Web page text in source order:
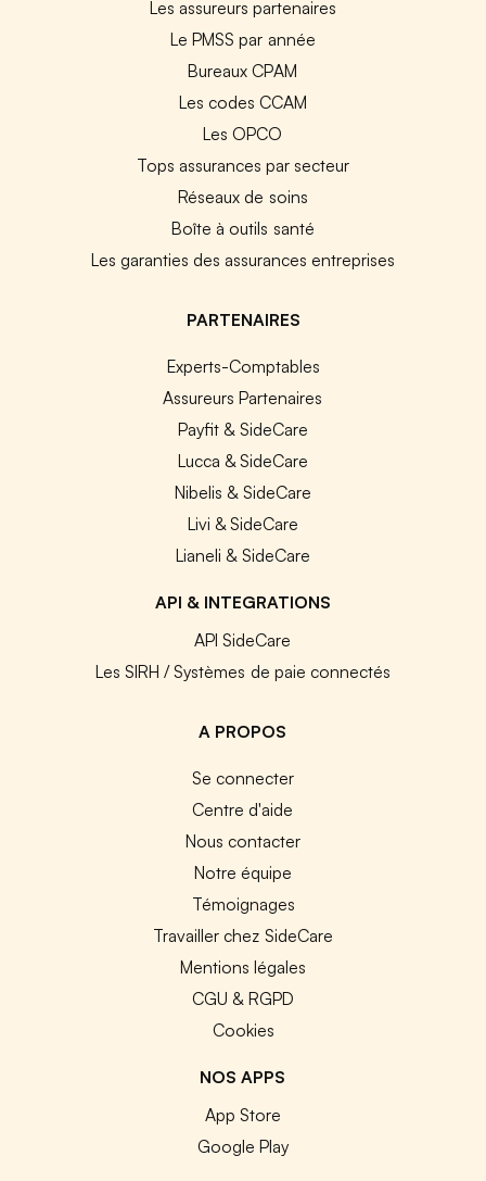
Les assureurs partenaires
Le PMSS par année
Bureaux CPAM
Les codes CCAM
Les OPCO
Tops assurances par secteur
Réseaux de soins
Boîte à outils santé
Les garanties des assurances entreprises
PARTENAIRES
Experts-Comptables
Assureurs Partenaires
Payfit & SideCare
Lucca & SideCare
Nibelis & SideCare
Livi & SideCare
Lianeli & SideCare
API & INTEGRATIONS
API SideCare
Les SIRH / Systèmes de paie connectés
A PROPOS
Se connecter
Centre d'aide
Nous contacter
Notre équipe
Témoignages
Travailler chez SideCare
Mentions légales
CGU & RGPD
Cookies
NOS APPS
App Store
Google Play